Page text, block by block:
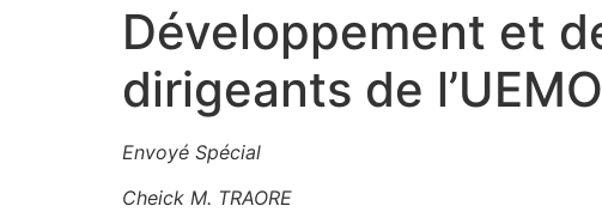
Développement et
dirigeants de
Envoyé Spécial
Cheick M. TRAORE